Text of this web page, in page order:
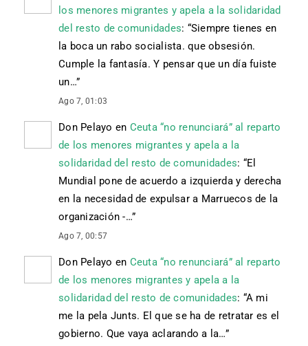
los menores migrantes y apela a la solidaridad
del resto de comunidades: “Siempre tienes en
la boca un rabo socialista. que obsesión.
Cumple la fantasía. Y pensar que un día fuiste
un…”
Ago 7, 01:03
Don Pelayo en Ceuta “no renunciará” al reparto
de los menores migrantes y apela a la
solidaridad del resto de comunidades: “El
Mundial pone de acuerdo a izquierda y derecha
en la necesidad de expulsar a Marruecos de la
organización -…”
Ago 7, 00:57
Don Pelayo en Ceuta “no renunciará” al reparto
de los menores migrantes y apela a la
solidaridad del resto de comunidades: “A mi
me la pela Junts. El que se ha de retratar es el
gobierno. Que vaya aclarando a la…”